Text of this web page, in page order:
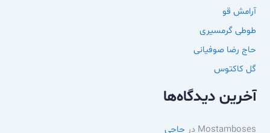
آرامش قو
طوطی گرمسیری
حاج رضا صوفیانی
گل کاکتوس
آخرین دیدگاه‌ها
Mostamboses در حاجي